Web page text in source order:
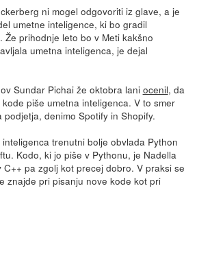
ni mogel odgovoriti iz glave, a je
umetne inteligence, ki bo gradil
Že prihodnje leto bo v Meti kakšno
umetna inteligenca, je dejal
Sundar Pichai že oktobra lani ocenil, da
piše umetna inteligenca. V to smer
denimo Spotify in Shopify.
trenutni bolje obvlada Python
Kodo, ki jo piše v Pythonu, je Nadella
pa zgolj kot precej dobro. V praksi se
znajde pri pisanju nove kode kot pri